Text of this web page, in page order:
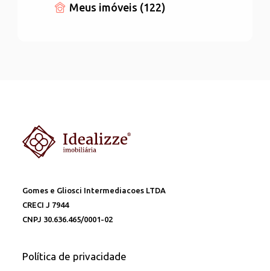
Meus imóveis (122)
Gomes e Gliosci Intermediacoes LTDA
CRECI J 7944
CNPJ 30.636.465/0001-02
Política de privacidade